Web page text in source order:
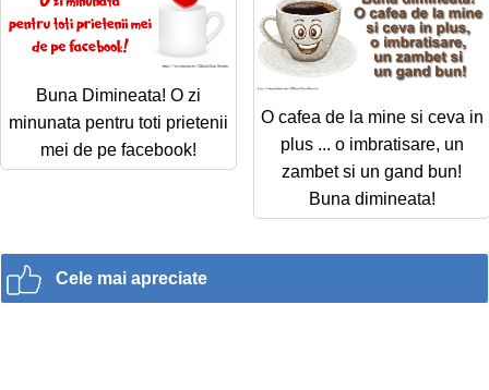
Buna Dimineata! O zi
minunata pentru toti prietenii
mei de pe facebook!
O cafea de la mine si ceva in
plus ... o imbratisare, un
zambet si un gand bun!
Buna dimineata!
Cele mai apreciate